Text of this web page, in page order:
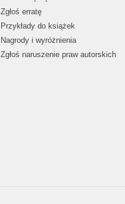
Zgłoś erratę
Przykłady do książek
Nagrody i wyróżnienia
Zgłoś naruszenie praw autorskich